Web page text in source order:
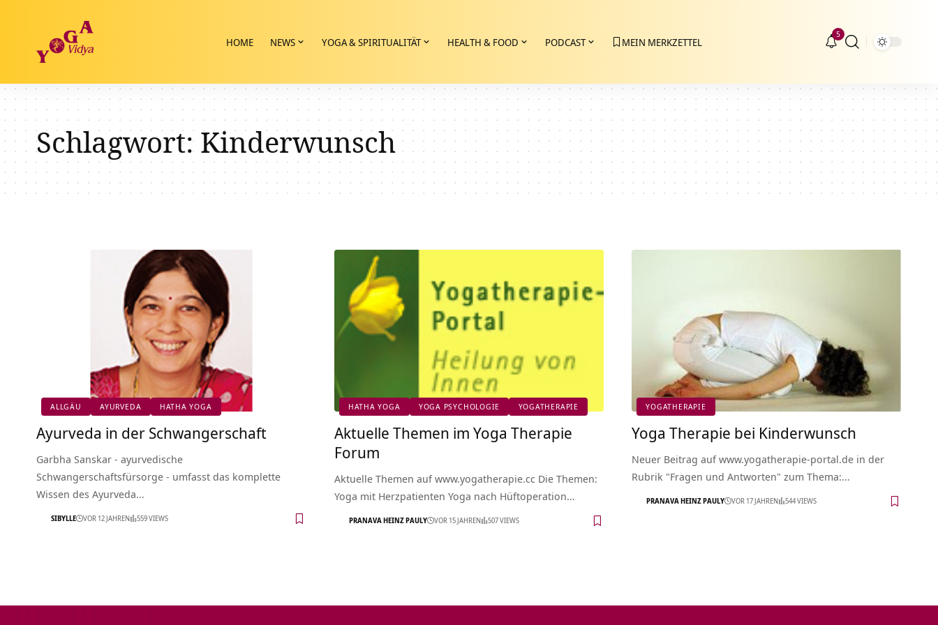
HOME NEWS YOGA & SPIRITUALITÄT HEALTH & FOOD PODCAST MEIN MERKZETTEL
5
Schlagwort:Kinderwunsch
ALLGÄU AYURVEDA HATHA YOGA
Ayurveda in der Schwangerschaft
Garbha Sanskar - ayurvedische
Schwangerschaftsfürsorge - umfasst das komplette
Wissen des Ayurveda…
SIBYLLE VOR 12 JAHREN 559 VIEWS
HATHA YOGA YOGA PSYCHOLOGIE YOGATHERAPIE
Aktuelle Themen im Yoga Therapie
Forum
Aktuelle Themen auf www.yogatherapie.cc Die Themen:
Yoga mit Herzpatienten Yoga nach Hüftoperation…
PRANAVA HEINZ PAULY VOR 15 JAHREN 507 VIEWS
YOGATHERAPIE
Yoga Therapie bei Kinderwunsch
Neuer Beitrag auf www.yogatherapie-portal.de in der
Rubrik "Fragen und Antworten" zum Thema:…
PRANAVA HEINZ PAULY VOR 17 JAHREN 544 VIEWS